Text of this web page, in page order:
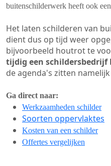
buitenschilderwerk heeft ook
Het laten schilderen van
dient dus op tijd weer
bijvoorbeeld houtrot te
tijdig een schildersbedrijf
de agenda's zitten
Ga direct naar:
Werkzaamheden schilder
Soorten oppervlaktes
Kosten van een schilder
Offertes vergelijken